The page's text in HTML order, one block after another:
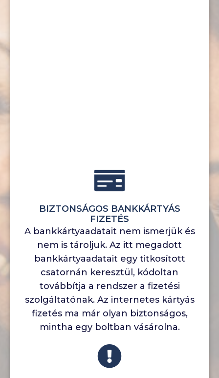
BIZTONSÁGOS BANKKÁRTYÁS
FIZETÉS
A bankkártyaadatait nem ismerjük és
nem is tároljuk. Az itt megadott
bankkártyaadatait egy titkosított
csatornán keresztül, kódoltan
továbbítja a rendszer a fizetési
szolgáltatónak. Az internetes kártyás
fizetés ma már olyan biztonságos,
mintha egy boltban vásárolna.